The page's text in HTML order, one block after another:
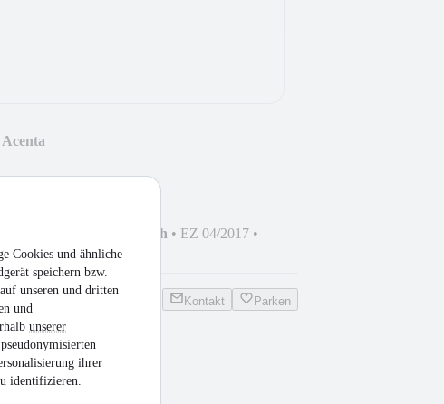
Cookies und ähnliche
speichern bzw.
unseren und dritten
und
unserer
ihrer
identifizieren.
Nicht fahrtauglich • EZ 04/2017 •
kW (116 PS) •Benzin
Kontakt Parken